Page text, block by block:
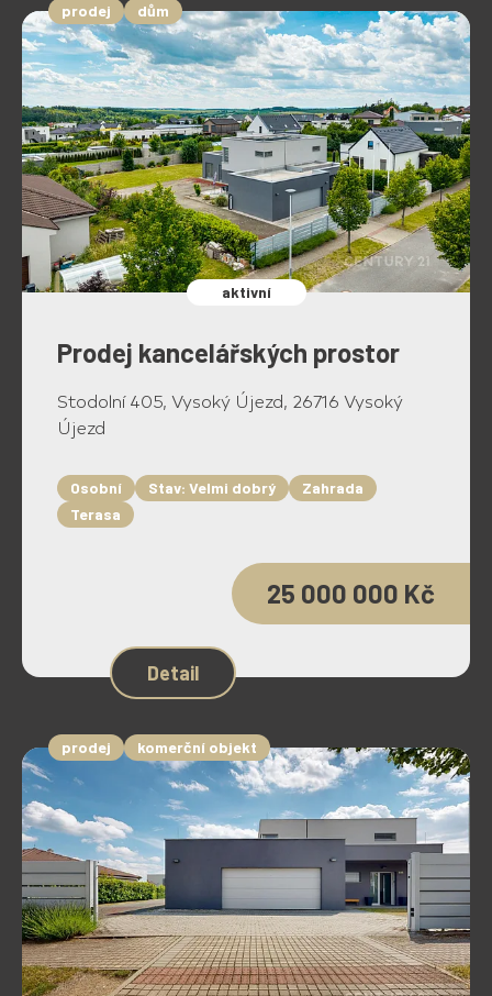
prodej dům
aktivní
Prodej kancelářských prostor
Stodolní 405, Vysoký Újezd, 26716 Vysoký
Újezd
Osobní Stav: Velmi dobrý
Zahrada
Terasa
25 000 000 Kč
Detail
prodej komerční objekt